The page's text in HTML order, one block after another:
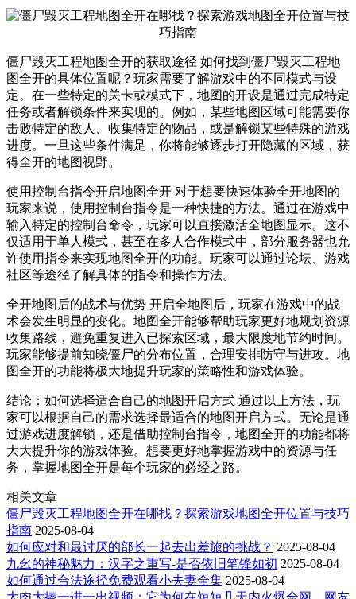
僵尸毁灭工程地图全开的获取途径 如何找到僵尸毁灭工程地
图全开的具体位置呢？玩家需要了解游戏中的不同模式与设
定。在一些特定的关卡或模式下，地图的开设是通过完成特定
任务或者解锁条件来实现的。例如，某些地图区域可能需要你
击败特定的敌人、收集特定的物品，或是解锁某些特殊的游戏
进度。一旦这些条件满足，你将能够逐步打开隐藏的区域，获
得全开的地图视野。
使用控制台指令开启地图全开 对于想要快速体验全开地图的
玩家来说，使用控制台指令是一种快捷的方法。通过在游戏中
输入特定的控制台命令，玩家可以直接激活全地图显示。这不
仅适用于单人模式，甚至在多人合作模式中，部分服务器也允
许使用指令来实现地图全开的功能。玩家可以通过论坛、游戏
社区等途径了解具体的指令和操作方法。
全开地图后的战术与优势 开启全地图后，玩家在游戏中的战
术会发生明显的变化。地图全开能够帮助玩家更好地规划资源
收集路线，避免重复进入已探索区域，最大限度地节约时间。
玩家能够提前知晓僵尸的分布位置，合理安排防守与进攻。地
图全开的功能将极大地提升玩家的策略性和游戏体验。
结论：如何选择适合自己的地图开启方式 通过以上方法，玩
家可以根据自己的需求选择最适合的地图开启方式。无论是通
过游戏进度解锁，还是借助控制台指令，地图全开的功能都将
大大提升你的游戏体验。想要更好地掌握游戏中的资源与任
务，掌握地图全开是每个玩家的必经之路。
相关文章
僵尸毁灭工程地图全开在哪找？探索游戏地图全开位置与技巧
指南 2025-08-04
如何应对和最讨厌的部长一起去出差旅的挑战？ 2025-08-04
九幺的神秘魅力：汉字之重写-是否依旧笔锋如初 2025-08-04
如何通过合法途径免费观看小夫妻全集 2025-08-04